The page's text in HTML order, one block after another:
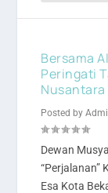
Bersama
Peringati
Nusantara
Posted by
Dewan
“Perjalanan”
Esa Kota